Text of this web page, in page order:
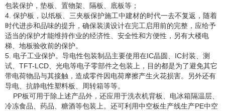
包装保护，垫板、置物架、隔板、底板等；
4. 保护板，以纸板、三夹板保护施工中建材的时代一去不复返，随着
时代进步和品味的提升，确保装潢设计在完工启用前的完整，应给予
适当的保护才能维持作业的经济性、安全性和方便性，另有大楼电
梯、地板验收前的保护。
5. 电子工业保护。导电性包装制品主要使用在IC晶圆、IC封装、测
试、TFT-LCD、光电等电子零部件之包装上，目的都是为了避免其它
带电荷物品与其接触，造成零件因电荷摩擦产生火花损害。另外还有
导电、抗静电性塑料板、周转箱等等。
PP板可用于除上述产品外，还应用于洗衣机背板、电冰箱隔温层、
冷冻食品、药品、糖酒等包装上。还可利用中空板生产线生产PE中空